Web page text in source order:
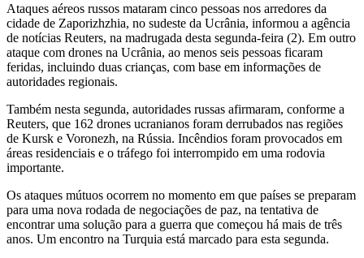
Ataques aéreos russos mataram cinco pessoas nos arredores da
cidade de Zaporizhzhia, no sudeste da Ucrânia, informou a agência
de notícias Reuters, na madrugada desta segunda-feira (2). Em outro
ataque com drones na Ucrânia, ao menos seis pessoas ficaram
feridas, incluindo duas crianças, com base em informações de
autoridades regionais.
Também nesta segunda, autoridades russas afirmaram, conforme a
Reuters, que 162 drones ucranianos foram derrubados nas regiões
de Kursk e Voronezh, na Rússia. Incêndios foram provocados em
áreas residenciais e o tráfego foi interrompido em uma rodovia
importante.
Os ataques mútuos ocorrem no momento em que países se preparam
para uma nova rodada de negociações de paz, na tentativa de
encontrar uma solução para a guerra que começou há mais de três
anos. Um encontro na Turquia está marcado para esta segunda.